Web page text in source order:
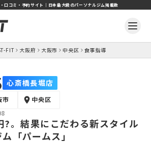
口コミ・予約サイト｜日本最大級のパーソナルジム掲載数
FIT 大阪府 大阪市 中央区 食事指導
心斎橋長堀店
市
中央区
。結果にこだわる新スタイル
「パームス」